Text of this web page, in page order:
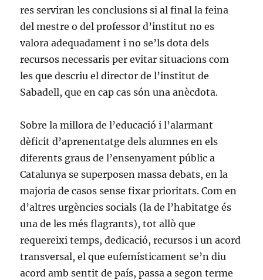
res serviran les conclusions si al final la feina
del mestre o del professor d’institut no es
valora adequadament i no se’ls dota dels
recursos necessaris per evitar situacions com
les que descriu el director de l’institut de
Sabadell, que en cap cas són una anècdota.
Sobre la millora de l’educació i l’alarmant
dèficit d’aprenentatge dels alumnes en els
diferents graus de l’ensenyament públic a
Catalunya se superposen massa debats, en la
majoria de casos sense fixar prioritats. Com en
d’altres urgències socials (la de l’habitatge és
una de les més flagrants), tot allò que
requereixi temps, dedicació, recursos i un acord
transversal, el que eufemísticament se’n diu
acord amb sentit de país, passa a segon terme